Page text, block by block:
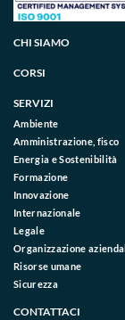
CHI SIAMO
CORSI
SERVIZI
Ambiente
Amministrazione, fisco
Energia e Sostenibilità
Formazione
Innovazione
Internazionale
Legale
Organizzazione
Risorse umane
Sicurezza
CONTATTACI